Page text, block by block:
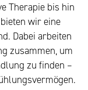
Therapie bis hin
wir eine
Dabei arbeiten
zusammen, um
zu finden –